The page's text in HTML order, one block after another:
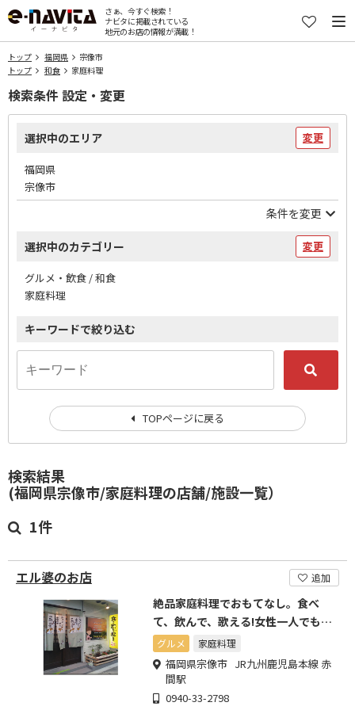
さぁ、今すぐ検索！
ナビタに掲載されている
地元のお店の情報が満載！
トップ 福岡県
宗像市
トップ
和食 家庭料理
検索結果
(福岡県宗像市/家庭料理の店舗/施設一覧）
1件
エル婆のお店 追加
絶品家庭料理でおもてなし。食べ
て、飲んで、歌える!女性一人でもお
気軽に飲めるお店です。
グルメ 家庭料理
福岡県宗像市 JR九州鹿児島本線 赤
間駅
0940-33-2798
検索条件 設定・変更
選択中のエリア 変更
福岡県
宗像市
条件を変更
選択中のカテゴリー 変更
グルメ・飲食 / 和食
家庭料理
キーワードで絞り込む
TOPページに戻る